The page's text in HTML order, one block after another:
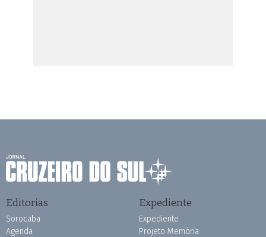
Editorias
Sorocaba
Agenda
Expediente
Expediente
Projeto Memória